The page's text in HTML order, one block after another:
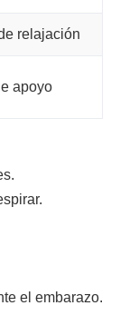
relajación
apoyo
el embarazo.